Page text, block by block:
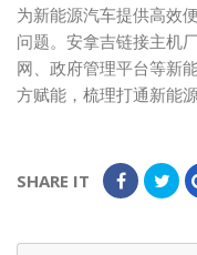
为新能源汽车提供高效
问题。安拿吉链接主机
网、政府管理平台等新
方赋能，梳理打通新能
SHARE IT